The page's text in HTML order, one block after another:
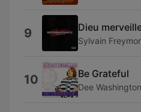
9 Dieu
Sylvain
10 Be Grateful
Dee Washington